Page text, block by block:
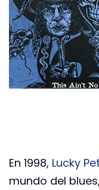
En 1998, Lucky
mundo del